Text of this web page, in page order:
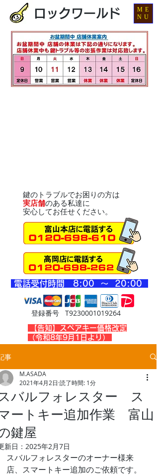
ロックワールド
鍵のトラブルでお困りの方は
実店舗のある私達に
安心してお任せください。
登録番号 T9230001019264
​電話受付時間 8:00 ～ 20:00
​【告知】スペアキー価格改定
（令和8年9月1日より）
ME
NU
事
バルフォレスター ス
ートキー追加作業 富山
鍵屋
M.ASADA
2021年4月2日 読了時間: 1分
新日： 2025年2月7日
スバルフォレスターのオーナー様来
店、スマートキー追加のご依頼です。